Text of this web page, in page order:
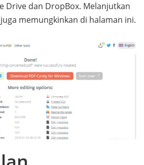
Drive dan DropBox. Melanjutkan
memungkinkan di halaman ini.